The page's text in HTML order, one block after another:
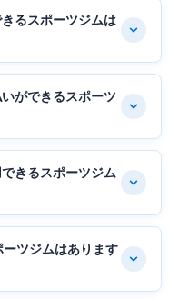
るスポーツジムは
ができるスポーツ
きるスポーツジム
ツジムはあります